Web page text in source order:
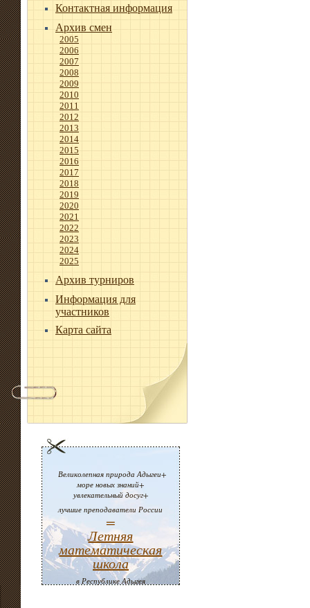
Контактная информация
Архив смен
2005
2006
2007
2008
2009
2010
2011
2012
2013
2014
2015
2016
2017
2018
2019
2020
2021
2022
2023
2024
2025
Архив турниров
Информация для
участников
Карта сайта
Великолепная природа Адыгеи+
море новых знаний+
увлекательный досуг+
лучшие преподаватели России
=
Летняя
математическая
школа
в Республике Адыгея